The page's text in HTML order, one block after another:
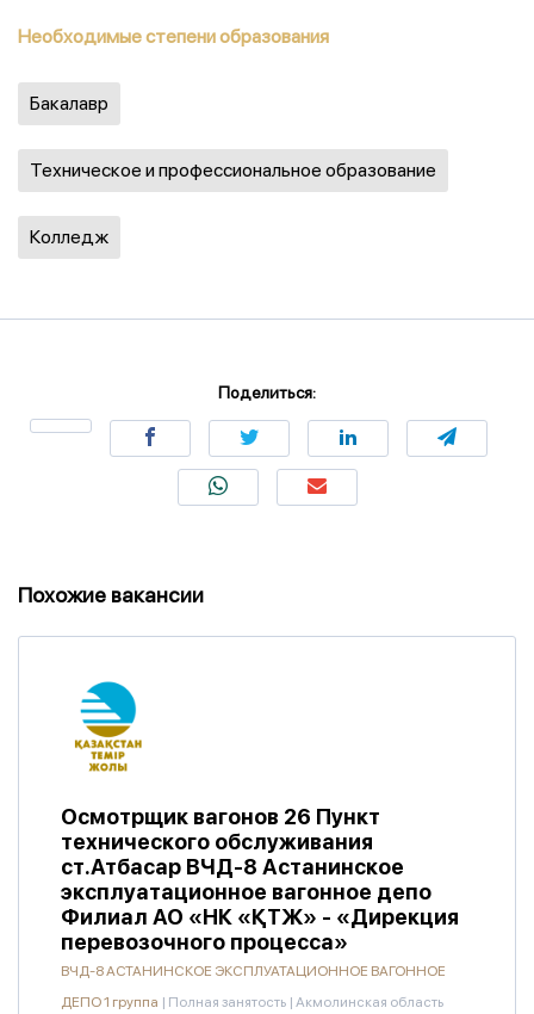
Необходимые степени образования
Бакалавр
Техническое и профессиональное образование
Колледж
Поделиться:
Похожие вакансии
Осмотрщик вагонов 26 Пункт
технического обслуживания
ст.Атбасар ВЧД-8 Астанинское
эксплуатационное вагонное депо
Филиал АО «НК «ҚТЖ» - «Дирекция
перевозочного процесса»
ВЧД-8 АСТАНИНСКОЕ ЭКСПЛУАТАЦИОННОЕ ВАГОННОЕ
ДЕПО 1 группа | Полная занятость | Акмолинская область